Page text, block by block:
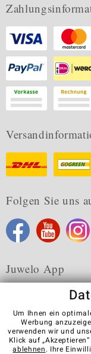
Folgen Sie uns
Juwelo App
Karriere AGB
Um Ihnen ein
Werbung
verwenden wir und
Klick auf
ablehnen. Ihre